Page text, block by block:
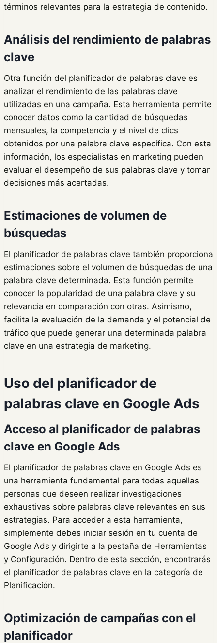
términos relevantes para la estrategia de contenido.
Análisis del rendimiento de palabras
clave
Otra función del planificador de palabras clave es
analizar el rendimiento de las palabras clave
utilizadas en una campaña. Esta herramienta permite
conocer datos como la cantidad de búsquedas
mensuales, la competencia y el nivel de clics
obtenidos por una palabra clave específica. Con esta
información, los especialistas en marketing pueden
evaluar el desempeño de sus palabras clave y tomar
decisiones más acertadas.
Estimaciones de volumen de
búsquedas
El planificador de palabras clave también proporciona
estimaciones sobre el volumen de búsquedas de una
palabra clave determinada. Esta función permite
conocer la popularidad de una palabra clave y su
relevancia en comparación con otras. Asimismo,
facilita la evaluación de la demanda y el potencial de
tráfico que puede generar una determinada palabra
clave en una estrategia de marketing.
Uso del planificador de
palabras clave en Google Ads
Acceso al planificador de palabras
clave en Google Ads
El planificador de palabras clave en Google Ads es
una herramienta fundamental para todas aquellas
personas que deseen realizar investigaciones
exhaustivas sobre palabras clave relevantes en sus
estrategias. Para acceder a esta herramienta,
simplemente debes iniciar sesión en tu cuenta de
Google Ads y dirigirte a la pestaña de Herramientas
y Configuración. Dentro de esta sección, encontrarás
el planificador de palabras clave en la categoría de
Planificación.
Optimización de campañas con el
planificador